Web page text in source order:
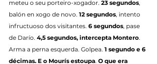
meteu o seu porteiro-xogador. 23 segundos,
balón en xogo de novo. 12 segundos, intento
infructuoso dos visitantes. 6 segundos, pase
de Darío. 4,5 segundos, intercepta Montero.
Arma a perna esquerda. Golpea. 1 segundo e 6
décimas. E o Mourís estoupa. O que era